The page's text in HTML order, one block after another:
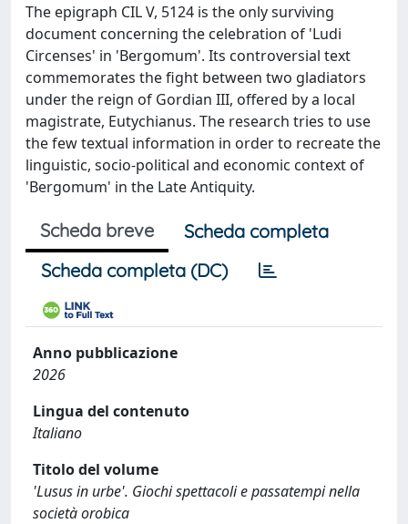
The epigraph CIL V, 5124 is the only surviving
document concerning the celebration of 'Ludi
Circenses' in 'Bergomum'. Its controversial text
commemorates the fight between two gladiators
under the reign of Gordian III, offered by a local
magistrate, Eutychianus. The research tries to use
the few textual information in order to recreate the
linguistic, socio-political and economic context of
'Bergomum' in the Late Antiquity.
Scheda breve
Scheda completa
Scheda completa (DC)
Anno pubblicazione
2026
Lingua del contenuto
Italiano
Titolo del volume
'Lusus in urbe'. Giochi spettacoli e passatempi nella
società orobica